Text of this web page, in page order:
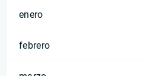
enero
febrero